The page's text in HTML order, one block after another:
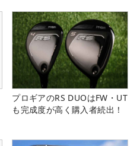
プロギアのRS DUOはFW・UT
も完成度が高く購入者続出！